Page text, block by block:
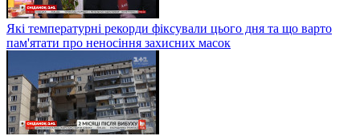
Які температурні рекорди фіксували цього дня та що варто
пам'ятати про неносіння захисних масок